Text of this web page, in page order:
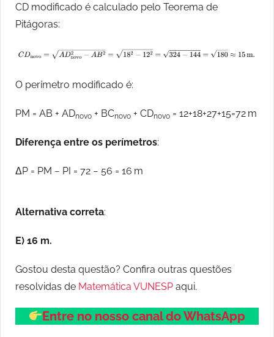
CD modificado é calculado pelo Teorema de
Pitágoras:
O perímetro modificado é:
PM = AB + ADnovo + BCnovo + CDnovo = 12+18+27+15=72 m
Diferença entre os perímetros:
ΔP = PM − PI = 72 − 56 = 16 m
Alternativa correta:
E) 16 m.
Gostou desta questão? Confira outras questões
resolvidas de Matemática VUNESP aqui.
Entre no nosso canal do WhatsApp